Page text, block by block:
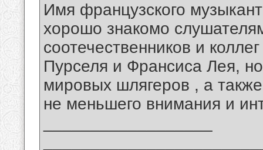
Имя французского
хорошо знакомо
соотечественников и
Пурселя и Франсиса Лея,
мировых шлягеров , а
не меньшего внимания и